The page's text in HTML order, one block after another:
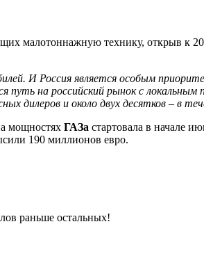
малотоннажную технику, открыв к
И Россия является особым
путь на российский рынок с
дилеров и около двух десятков – в
мощностях ГАЗа стартовала в начале
190 миллионов евро.
раньше остальных!